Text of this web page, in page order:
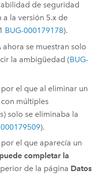
de seguridad
la versión 5.x de
BUG-000179178).
ahora se muestran solo
la ambigüedad (BUG-
el que al eliminar un
múltiples
solo se eliminaba la
).
el que aparecía un
completar la
de la página Datos